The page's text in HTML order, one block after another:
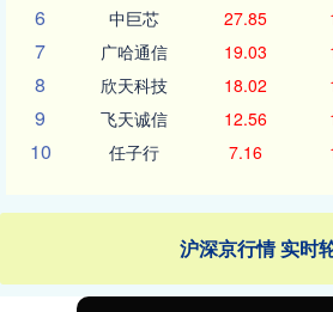
6 中巨芯 27.85
7 广哈通信 19.03
8 欣天科技 18.02
9 飞天诚信 12.56
10 任子行 7.16
沪深京行情 实时